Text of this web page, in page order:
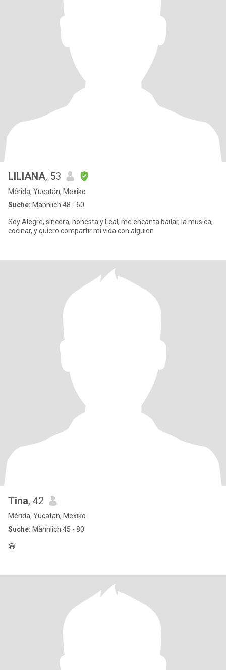
LILIANA, 53
Mérida, Yucatán, Mexiko
Suche: Männlich 48 - 60
Soy Alegre, sincera, honesta y Leal, me encanta bailar, la musica,
cocinar, y quiero compartir mi vida con alguien
Tina, 42
Mérida, Yucatán, Mexiko
Suche: Männlich 45 - 80
😄